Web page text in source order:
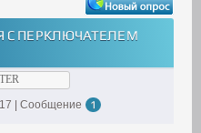
С ПЕРКЛЮЧАТЕЛЕМ
| Сообщение
1